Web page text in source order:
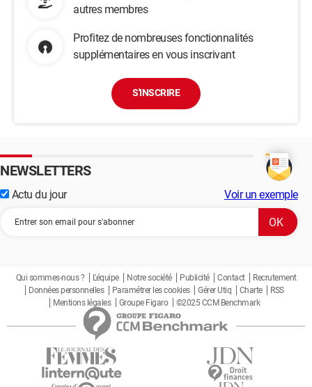
autres membres
Profitez de nombreuses fonctionnalités
supplémentaires en vous inscrivant
S'INSCRIRE
NEWSLETTERS
Actu du jour Voir un exemple
Qui sommes-nous ? L'équipe Notre société Publicité Contact
Recrutement
Données personnelles
Paramétrer les cookies Gérer Utiq Charte
RSS
Mentions légales
Groupe Figaro ©2025 CCM Benchmark